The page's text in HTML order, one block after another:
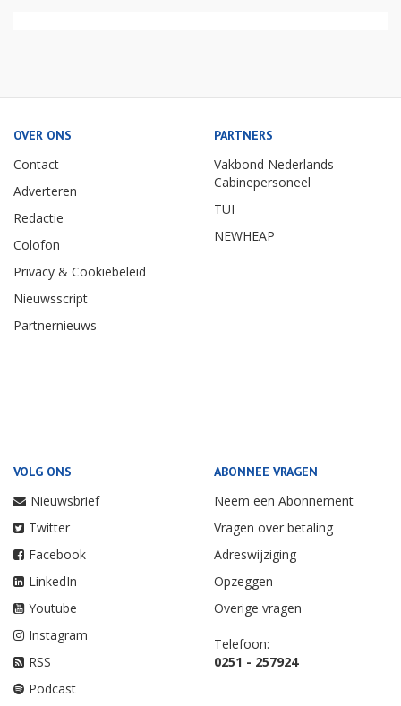
OVER ONS
Contact
Adverteren
Redactie
Colofon
Privacy & Cookiebeleid
Nieuwsscript
Partnernieuws
PARTNERS
Vakbond Nederlands
Cabinepersoneel
TUI
NEWHEAP
VOLG ONS
Nieuwsbrief
Twitter
Facebook
LinkedIn
Youtube
Instagram
RSS
Podcast
ABONNEE VRAGEN
Neem een Abonnement
Vragen over betaling
Adreswijziging
Opzeggen
Overige vragen
Telefoon:
0251 - 257924